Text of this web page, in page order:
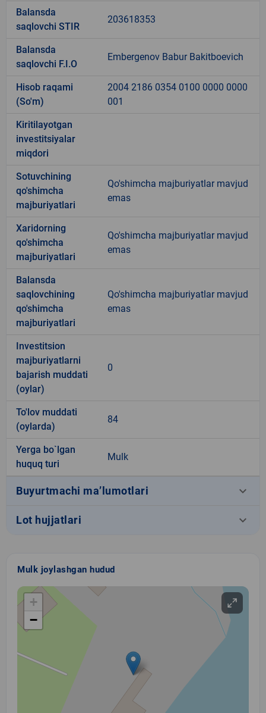
Balansda
saqlovchi STIR
203618353
Balansda
saqlovchi F.I.O
Embergenov Babur Bakitboevich
Hisob raqami
(So'm)
2004 2186 0354 0100 0000 0000
001
Kiritilayotgan
investitsiyalar
miqdori
Sotuvchining
qo'shimcha
majburiyatlari
Qo'shimcha majburiyatlar mavjud
emas
Xaridorning
qo'shimcha
majburiyatlari
Qo'shimcha majburiyatlar mavjud
emas
Balansda
saqlovchining
qo'shimcha
majburiyatlari
Qo'shimcha majburiyatlar mavjud
emas
Investitsion
majburiyatlarni
bajarish muddati
(oylar)
0
To'lov muddati
(oylarda)
84
Yerga bo`lgan
huquq turi
Mulk
Buyurtmachi ma’lumotlari keyboard_arrow_down
Lot hujjatlari keyboard_arrow_down
Mulk joylashgan hudud
+
−